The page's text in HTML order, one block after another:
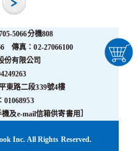
5066分機808
傳真：02-27066100
份有限公司
東路二段339號4樓
01068953
及e-mail信箱供寄書用］
Inc. All Rights Reserved.